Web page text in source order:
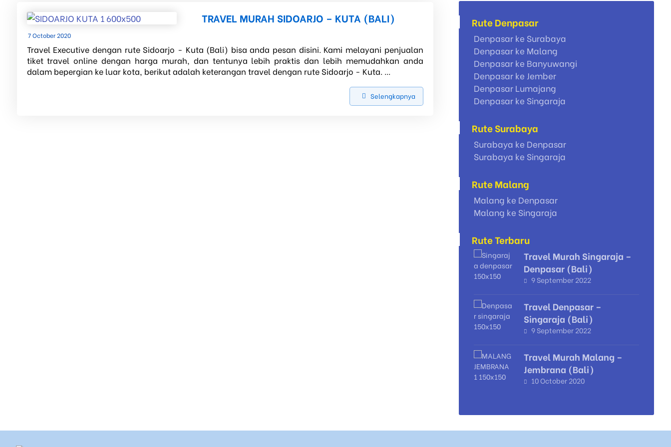
TRAVEL MURAH SIDOARJO – KUTA (BALI)
7 October 2020
Travel Executive dengan rute Sidoarjo - Kuta (Bali) bisa anda pesan disini. Kami melayani penjualan
tiket travel online dengan harga murah, dan tentunya lebih praktis dan lebih memudahkan anda
dalam bepergian ke luar kota, berikut adalah keterangan travel dengan rute Sidoarjo - Kuta. ...
Selengkapnya
Rute Denpasar
Denpasar ke Surabaya
Denpasar ke Malang
Denpasar ke Banyuwangi
Denpasar ke Jember
Denpasar Lumajang
Denpasar ke Singaraja
Rute Surabaya
Surabaya ke Denpasar
Surabaya ke Singaraja
Rute Malang
Malang ke Denpasar
Malang ke Singaraja
Rute Terbaru
Travel Murah Singaraja –
Denpasar (Bali)
9 September 2022
Travel Denpasar –
Singaraja (Bali)
9 September 2022
Travel Murah Malang –
Jembrana (Bali)
10 October 2020